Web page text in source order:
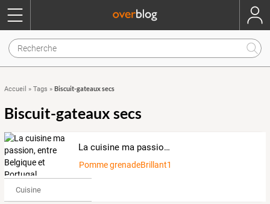
Accueil » Tags » Biscuit-gateaux secs
Biscuit-gateaux secs
La cuisine ma passion, entre Belgique et Portugal
Pomme grenadeBrillant1352859
Cuisine